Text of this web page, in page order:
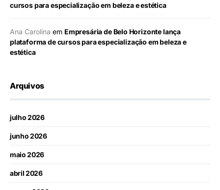
cursos para especialização em beleza e estética
Ana Carolina em Empresária de Belo Horizonte lança
plataforma de cursos para especialização em beleza e
estética
Arquivos
julho 2026
junho 2026
maio 2026
abril 2026